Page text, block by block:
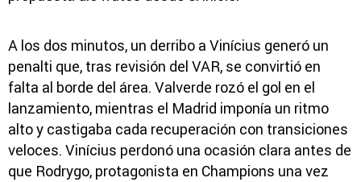
A los dos minutos, un derribo a Vinícius generó un
penalti que, tras revisión del VAR, se convirtió en
falta al borde del área. Valverde rozó el gol en el
lanzamiento, mientras el Madrid imponía un ritmo
alto y castigaba cada recuperación con transiciones
veloces. Vinícius perdonó una ocasión clara antes de
que Rodrygo, protagonista en Champions una vez